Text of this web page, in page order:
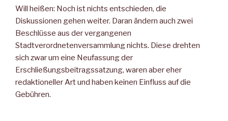
Will heißen: Noch ist nichts entschieden, die
Diskussionen gehen weiter. Daran ändern auch zwei
Beschlüsse aus der vergangenen
Stadtverordnetenversammlung nichts. Diese drehten
sich zwar um eine Neufassung der
Erschließungsbeitragssatzung, waren aber eher
redaktioneller Art und haben keinen Einfluss auf die
Gebühren.